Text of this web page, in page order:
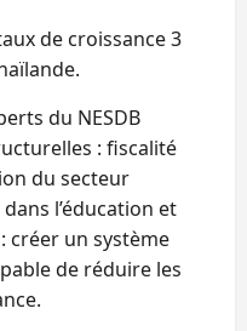
de croissance 3
du NESDB
: fiscalité
du secteur
l’éducation et
créer un système
de réduire les